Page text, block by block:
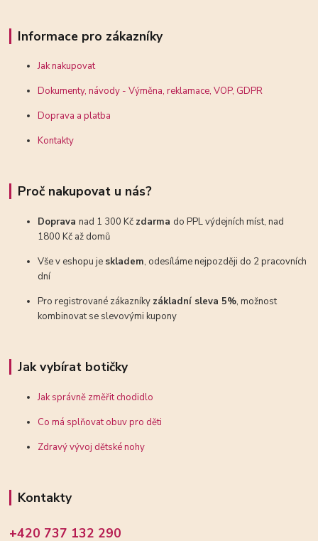
Informace pro zákazníky
Jak nakupovat
Dokumenty, návody - Výměna, reklamace, VOP, GDPR
Doprava a platba
Kontakty
Proč nakupovat u nás?
Dopravanad 1 300 Kč zdarma do PPL výdejních míst, nad
1800 Kč až domů
Vše v eshopu je skladem, odesíláme nejpozději do 2 pracovních
dní
Pro registrované zákazníky základní sleva 5%, možnost
kombinovat se slevovými kupony
Jak vybírat botičky
Jak správně změřit chodidlo
Co má splňovat obuv pro děti
Zdravý vývoj dětské nohy
Kontakty
+420 737 132 290